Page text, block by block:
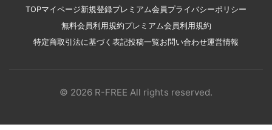
TOPマイページ新規登録プレミアム会員 プライバシーポリシー
無料会員利用規約プレミアム会員利用規約
特定商取引法に基づく表記投稿一覧お問い合わせ運営情報
© 2026 R-FREE All rights reserved.